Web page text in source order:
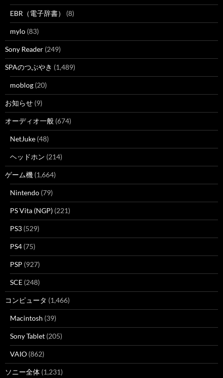
EBR（電子辞書） (8)
mylo (83)
Sony Reader (249)
SPAのつぶやき (1,489)
moblog (20)
お知らせ (9)
オーディオ一般 (674)
NetJuke (48)
ヘッドホン (214)
ゲーム機 (1,664)
Nintendo (79)
PS Vita (NGP) (221)
PS3 (529)
PS4 (75)
PSP (927)
SCE (248)
コンピュータ (1,466)
Macintosh (39)
Sony Tablet (205)
VAIO (862)
ソニー全体 (1,231)